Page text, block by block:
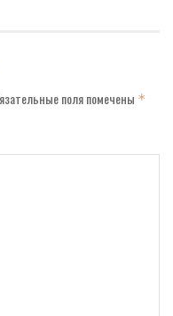
поля помечены *